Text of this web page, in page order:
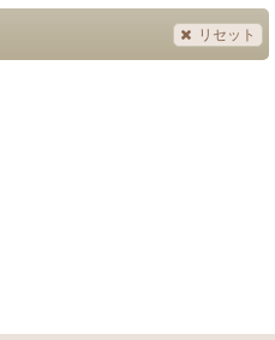
リセット